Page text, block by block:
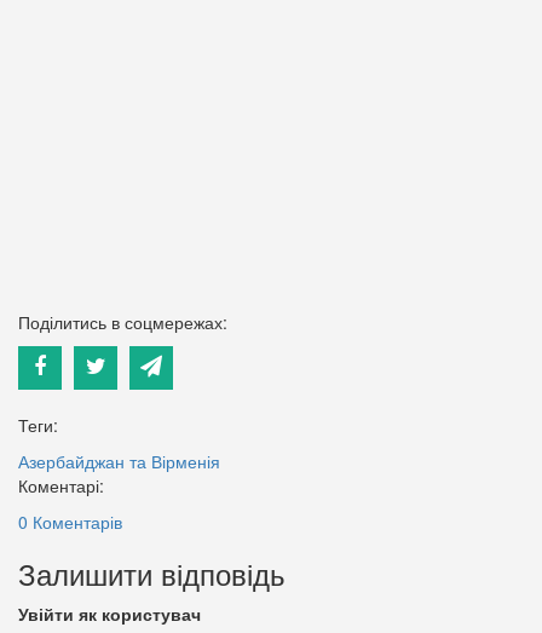
Поділитись в соцмережах:
Теги:
Азербайджан та Вірменія
Коментарі:
0 Коментарів
Залишити відповідь
Увійти як користувач